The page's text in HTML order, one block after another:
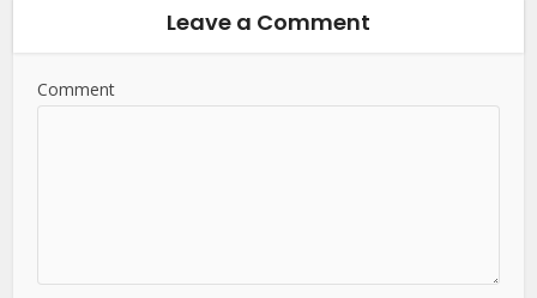
Leave a Comment
Comment